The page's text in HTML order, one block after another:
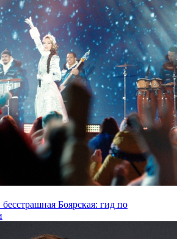
Боярская: гид по